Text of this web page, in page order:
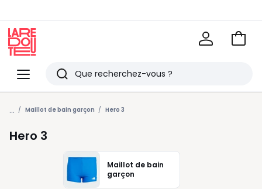
Menu
Redoute
Rechercher
Derniers
articles
vus
Voir
... Maillot de bain garçon Hero 3
Hero 3
Maillot de bain
garçon